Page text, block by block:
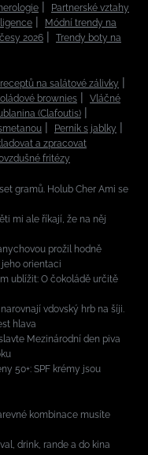
Partnerské vztahy
Módní trendy na
2026
Trendy boty na
na salátové zálivky
brownies
Vláčné
(Clafoutis)
Perník s jablky
a zpracovat
fritézy
gramů. Holub Cher Ami se
mi ale říkají, že na něj
prožil hodně
orientaci
ublížit: O čokoládě určitě
vdovský hrb na šíji.
hlava
Mezinárodní den piva
50+: SPF krémy jsou
kombinace musíte
drink, rande a do kina